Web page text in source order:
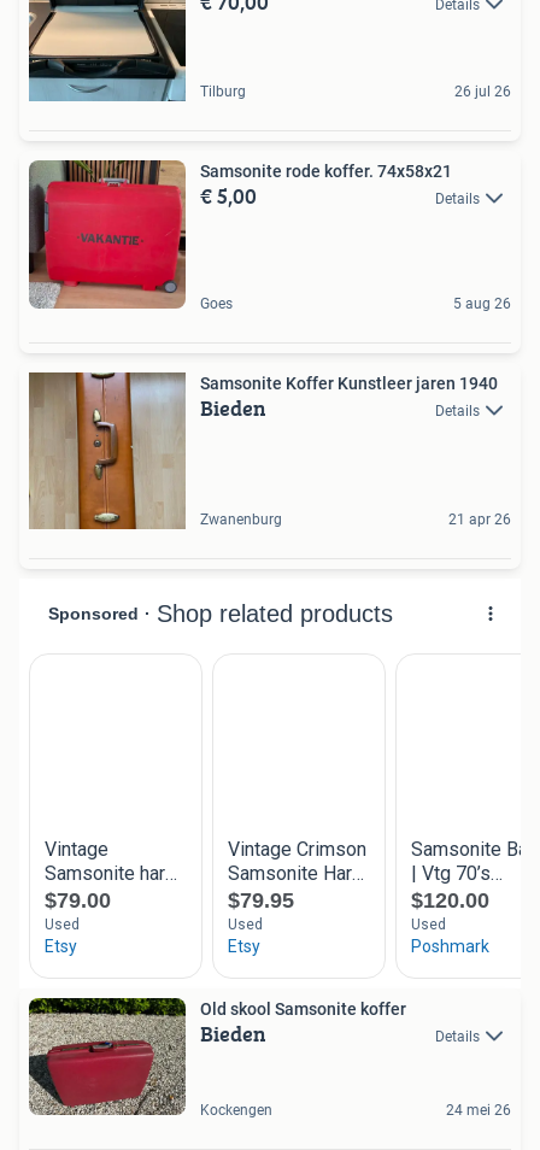
Details
Tilburg 26 jul 26
Samsonite rode koffer. 74x58x21
€ 5,00 Details
Goes 5 aug 26
Samsonite Koffer Kunstleer jaren 1940
Bieden Details
Zwanenburg 21 apr 26
Old skool Samsonite koffer
Bieden Details
Kockengen 24 mei 26